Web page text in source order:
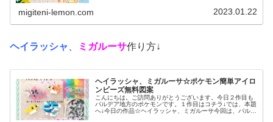
migiteni-lemon.com 2023.01.22
ヘイラッシャ ミガルーサ作り方↓
ヘイラッシャ、ミガルーサ☆ポケモン簡単アイロ
ンビーズ無料図案
こんにちは。ご訪問ありがとうございます。今日２作目も
パルデア地方のポケモンです。１作目はコチラ↓では、本題
へ↓今日の作品☆ヘイラッシャ、ミガルーサ今回は、パルデ